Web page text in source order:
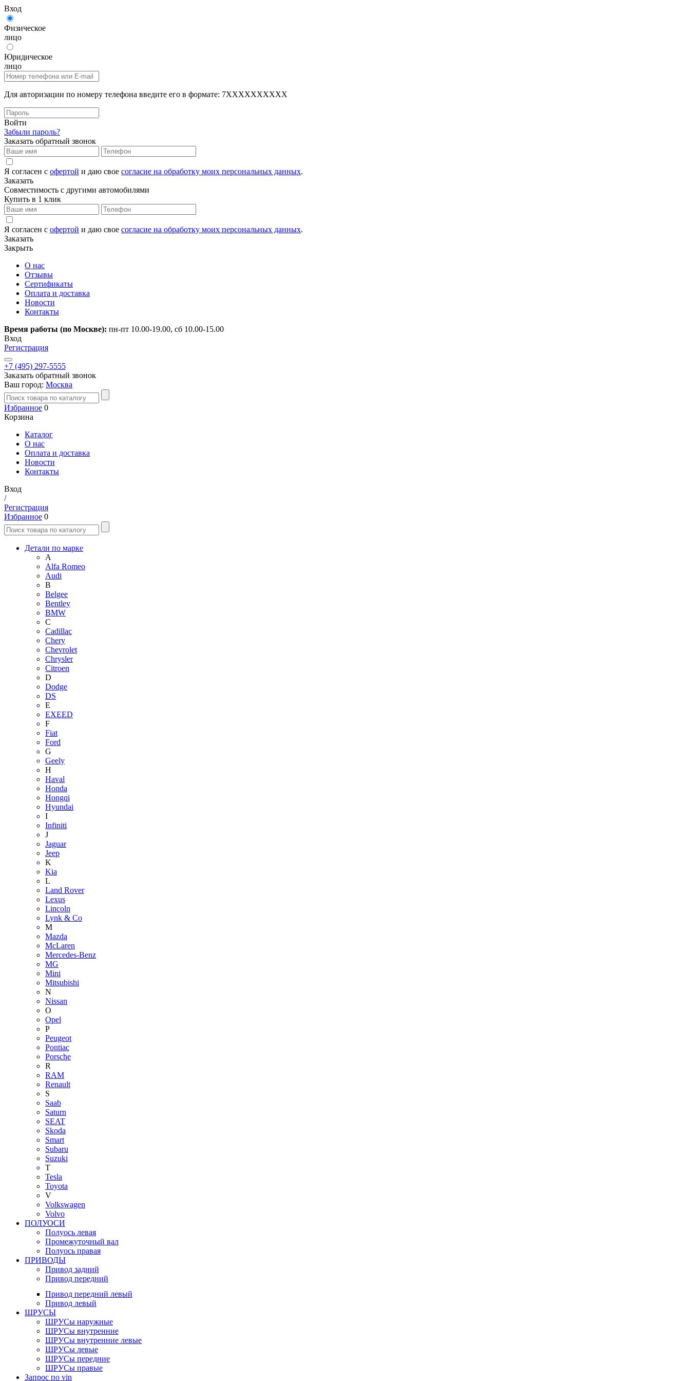
Вход
Физическое
лицо
Юридическое
лицо
Для авторизации по номеру телефона введите его в формате: 7XXXXXXXXXX
Войти
Забыли пароль?
Заказать обратный звонок
Я согласен с офертой и даю свое согласие на обработку моих персональных данных.
Заказать
Совместимость с другими автомобилями
Купить в 1 клик
Я согласен с офертой и даю свое согласие на обработку моих персональных данных.
Заказать
Закрыть
О нас
Отзывы
Сертификаты
Оплата и доставка
Новости
Контакты
Время работы (по Москве): пн-пт 10.00-19.00, сб 10.00-15.00
Вход
Регистрация
+7 (495) 297-5555
Заказать обратный звонок
Ваш город: Москва
Избранное 0
Корзина
Каталог
О нас
Оплата и доставка
Новости
Контакты
Вход
/
Регистрация
Избранное 0
Детали по марке
A
Alfa Romeo
Audi
B
Belgee
Bentley
BMW
C
Cadillac
Chery
Chevrolet
Chrysler
Citroen
D
Dodge
DS
E
EXEED
F
Fiat
Ford
G
Geely
H
Haval
Honda
Hongqi
Hyundai
I
Infiniti
J
Jaguar
Jeep
K
Kia
L
Land Rover
Lexus
Lincoln
Lynk & Co
M
Mazda
McLaren
Mercedes-Benz
MG
Mini
Mitsubishi
N
Nissan
O
Opel
P
Peugeot
Pontiac
Porsche
R
RAM
Renault
S
Saab
Saturn
SEAT
Skoda
Smart
Subaru
Suzuki
T
Tesla
Toyota
V
Volkswagen
Volvo
ПОЛУОСИ
Полуось левая
Промежуточный вал
Полуось правая
ПРИВОДЫ
Привод задний
Привод передний
Привод передний левый
Привод левый
ШРУСЫ
ШРУСы наружные
ШРУСы внутренние
ШРУСы внутренние левые
ШРУСы левые
ШРУСы передние
ШРУСы правые
Запрос по vin